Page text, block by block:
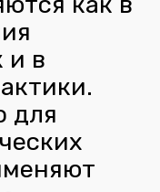
и в
для